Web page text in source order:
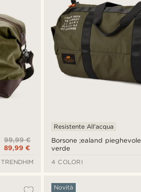
99,99 €
89,99 €
TRENDHIM
Borsone ;ealand pieghevole
verde
Resistente All'acqua
4 COLORI
Novità